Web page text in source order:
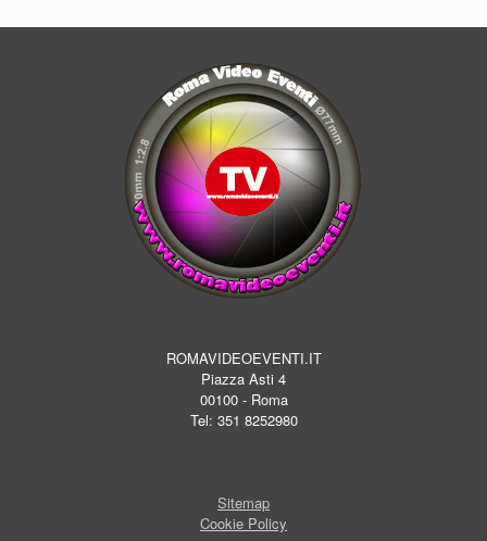
ROMAVIDEOEVENTI.IT
Piazza Asti 4
00100 - Roma
Tel: 351 8252980
Sitemap
Cookie Policy